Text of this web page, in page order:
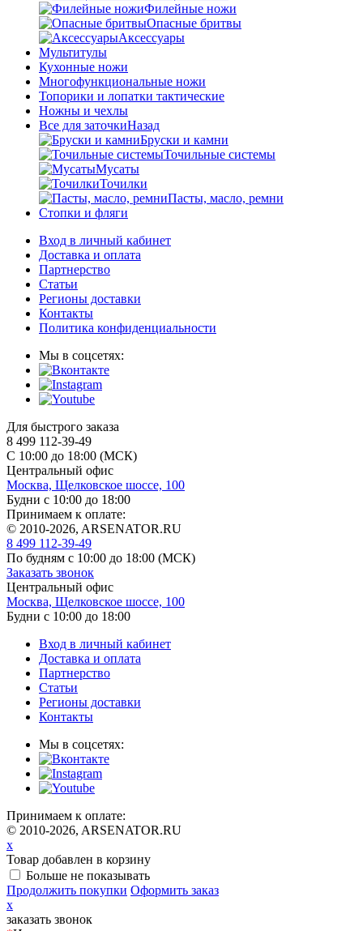
Филейные ножи
Опасные бритвы
Аксессуары
Мультитулы
Кухонные ножи
Многофункциональные ножи
Топорики и лопатки тактические
Ножны и чехлы
Все для заточкиНазад
Бруски и камни
Точильные системы
Мусаты
Точилки
Пасты, масло, ремни
Стопки и фляги
Вход в личный кабинет
Доставка и оплата
Партнерство
Статьи
Регионы доставки
Контакты
Политика конфиденциальности
Мы в соцсетях:
Для быстрого заказа
8 499 112-39-49
С 10:00 до 18:00 (МСК)
Центральный офис
Москва, Щелковское шоссе, 100
Будни с 10:00 до 18:00
Принимаем к оплате:
© 2010-2026, ARSENATOR.RU
8 499 112-39-49
По будням с 10:00 до 18:00 (МСК)
Заказать звонок
Центральный офис
Москва, Щелковское шоссе, 100
Будни с 10:00 до 18:00
Вход в личный кабинет
Доставка и оплата
Партнерство
Статьи
Регионы доставки
Контакты
Мы в соцсетях:
Принимаем к оплате:
© 2010-2026, ARSENATOR.RU
x
Товар добавлен в корзину
Больше не показывать
Продолжить покупки Оформить заказ
x
заказать звонок